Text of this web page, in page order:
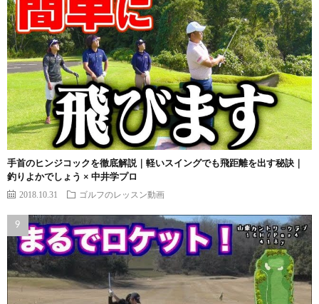
手首のヒンジコックを徹底解説｜軽いスイングでも飛距離を出す秘訣｜
釣りよかでしょう × 中井学プロ
2018.10.31 ゴルフのレッスン動画